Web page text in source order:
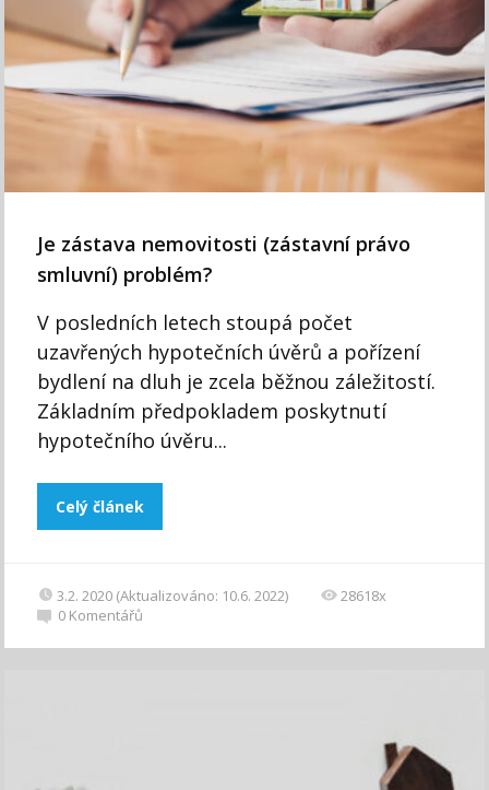
Je zástava nemovitosti (zástavní právo
smluvní) problém?
V posledních letech stoupá počet
uzavřených hypotečních úvěrů a pořízení
bydlení na dluh je zcela běžnou záležitostí.
Základním předpokladem poskytnutí
hypotečního úvěru...
Celý článek
3.2. 2020 (Aktualizováno: 10.6. 2022)
28618x
0 Komentářů